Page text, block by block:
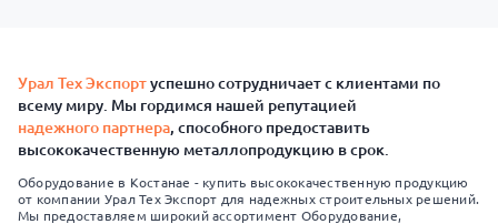
Урал Тех Экспортуспешно сотрудничает с клиентами по
всему миру. Мы гордимся нашей репутацией
надежного партнера, способного предоставить
высококачественную металлопродукцию в срок.
Оборудование в Костанае - купить высококачественную продукцию
от компании Урал Тех Экспорт для надежных строительных решений.
Мы предоставляем широкий ассортимент Оборудование,